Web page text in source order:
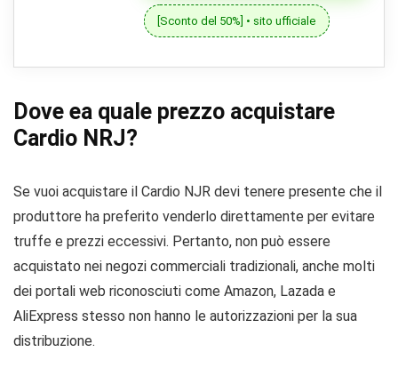
[Sconto del 50%] • sito ufficiale
Dove ea quale prezzo acquistare
Cardio NRJ?
Se vuoi acquistare il Cardio NJR devi tenere presente che il
produttore ha preferito venderlo direttamente per evitare
truffe e prezzi eccessivi. Pertanto, non può essere
acquistato nei negozi commerciali tradizionali, anche molti
dei portali web riconosciuti come Amazon, Lazada e
AliExpress stesso non hanno le autorizzazioni per la sua
distribuzione.